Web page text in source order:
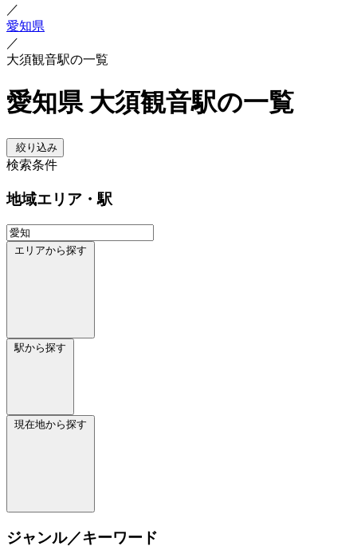
／
愛知県
／
大須観音駅の一覧
愛知県 大須観音駅の一覧
絞り込み
検索条件
地域エリア・駅
エリアから探す
駅から探す
現在地から探す
ジャンル／キーワード